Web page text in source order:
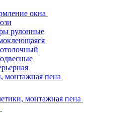
окна
рулонные
монтажная пена
монтажная пена